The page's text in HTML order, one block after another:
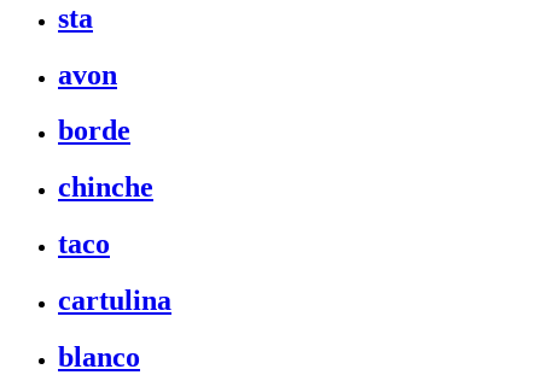
sta
avon
borde
chinche
taco
cartulina
blanco